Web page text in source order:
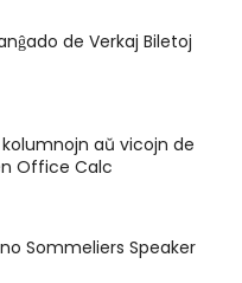
de Verkaj Biletoj
aŭ vicojn de
Office Calc
Sommeliers Speaker